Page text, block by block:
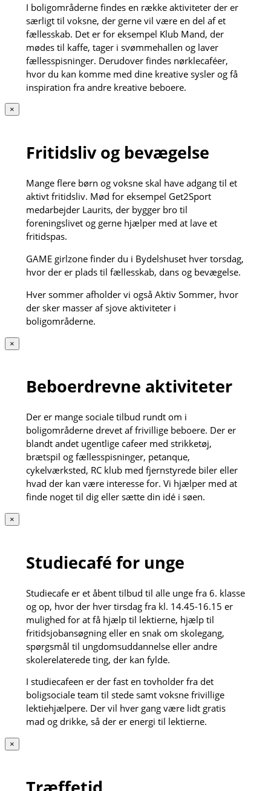
I boligområderne findes en række aktiviteter der er
særligt til voksne, der gerne vil være en del af et
fællesskab. Det er for eksempel Klub Mand, der
mødes til kaffe, tager i svømmehallen og laver
fællesspisninger. Derudover findes nørklecaféer,
hvor du kan komme med dine kreative sysler og få
inspiration fra andre kreative beboere.
×
Fritidsliv og bevægelse
Mange flere børn og voksne skal have adgang til et
aktivt fritidsliv. Mød for eksempel Get2Sport
medarbejder Laurits, der bygger bro til
foreningslivet og gerne hjælper med at lave et
fritidspas.
GAME girlzone finder du i Bydelshuset hver torsdag,
hvor der er plads til fællesskab, dans og bevægelse.
Hver sommer afholder vi også Aktiv Sommer, hvor
der sker masser af sjove aktiviteter i
boligområderne.
×
Beboerdrevne aktiviteter
Der er mange sociale tilbud rundt om i
boligområderne drevet af frivillige beboere. Der er
blandt andet ugentlige cafeer med strikketøj,
brætspil og fællesspisninger, petanque,
cykelværksted, RC klub med fjernstyrede biler eller
hvad der kan være interesse for. Vi hjælper med at
finde noget til dig eller sætte din idé i søen.
×
Studiecafé for unge
Studiecafe er et åbent tilbud til alle unge fra 6. klasse
og op, hvor der hver tirsdag fra kl. 14.45-16.15 er
mulighed for at få hjælp til lektierne, hjælp til
fritidsjobansøgning eller en snak om skolegang,
spørgsmål til ungdomsuddannelse eller andre
skolerelaterede ting, der kan fylde.
I studiecafeen er der fast en tovholder fra det
boligsociale team til stede samt voksne frivillige
lektiehjælpere. Der vil hver gang være lidt gratis
mad og drikke, så der er energi til lektierne.
×